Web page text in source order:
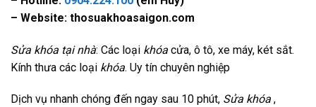
– Website: thosuakhoasaigon.com
Sửa khóa tại nhà: Các loại khóa cửa, ô tô, xe máy, két sắt.
Kính thưa các loại khóa. Uy tín chuyên nghiệp
Dịch vụ nhanh chóng đến ngay sau 10 phút, Sửa khóa ,